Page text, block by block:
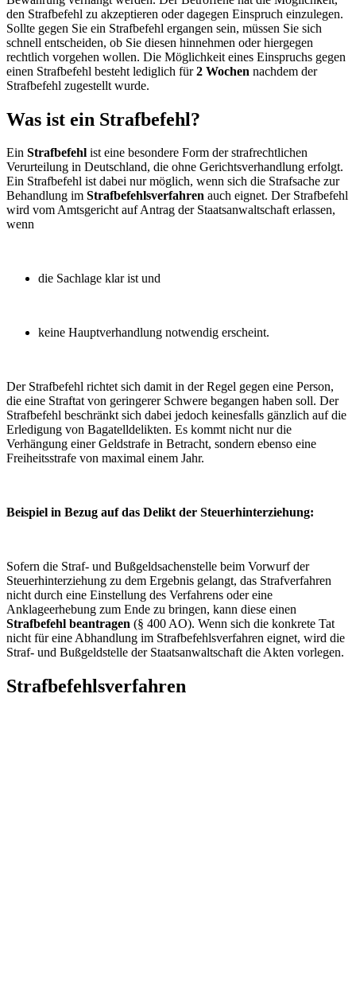
den Strafbefehl zu akzeptieren oder dagegen Einspruch einzulegen.
Sollte gegen Sie ein Strafbefehl ergangen sein, müssen Sie sich
schnell entscheiden, ob Sie diesen hinnehmen oder hiergegen
rechtlich vorgehen wollen. Die Möglichkeit eines Einspruchs gegen
einen Strafbefehl besteht lediglich für2 Wochen nachdem der
Strafbefehl zugestellt wurde.
Was ist ein Strafbefehl?
Ein Strafbefehl ist eine besondere Form der strafrechtlichen
Verurteilung in Deutschland, die ohne Gerichtsverhandlung erfolgt.
Ein Strafbefehl ist dabei nur möglich, wenn sich die Strafsache zur
Behandlung im Strafbefehlsverfahren auch eignet. Der Strafbefehl
wird vom Amtsgericht auf Antrag der Staatsanwaltschaft erlassen,
wenn
die Sachlage klar ist und
keine Hauptverhandlung notwendig erscheint.
Der Strafbefehl richtet sich damit in der Regel gegen eine Person,
die eine Straftat von geringerer Schwere begangen haben soll. Der
Strafbefehl beschränkt sich dabei jedoch keinesfalls gänzlich auf die
Erledigung von Bagatelldelikten. Es kommt nicht nur die
Verhängung einer Geldstrafe in Betracht, sondern ebenso eine
Freiheitsstrafe von maximal einem Jahr.
Beispiel in Bezug auf das Delikt der Steuerhinterziehung:
Sofern die Straf- und Bußgeldsachenstelle beim Vorwurf der
Steuerhinterziehung zu dem Ergebnis gelangt, das Strafverfahren
nicht durch eine Einstellung des Verfahrens oder eine
Anklageerhebung zum Ende zu bringen, kann diese einen
Strafbefehl beantragen (§ 400 AO). Wenn sich die konkrete Tat
nicht für eine Abhandlung im Strafbefehlsverfahren eignet, wird die
Straf- und Bußgeldstelle der Staatsanwaltschaft die Akten vorlegen.
Strafbefehlsverfahren